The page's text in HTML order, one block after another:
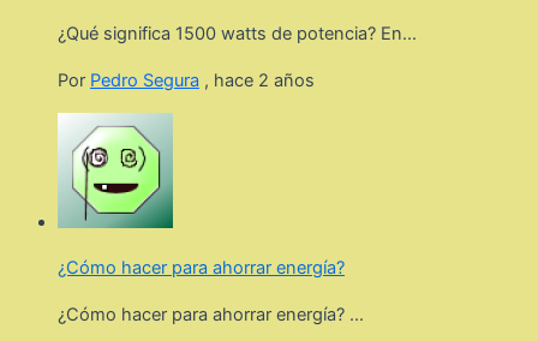
¿Qué significa 1500 watts de potencia? En...
Por Pedro Segura , hace 2 años
¿Cómo hacer para ahorrar energía?
¿Cómo hacer para ahorrar energía? ...